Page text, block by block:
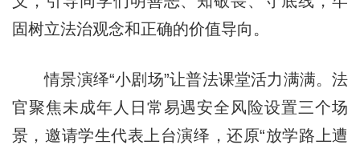
固树立法治观念和正确的价值导向。
情景演绎“小剧场”让普法课堂活力满满。法
官聚焦未成年人日常易遇安全风险设置三个场
景，邀请学生代表上台演绎，还原“放学路上遭